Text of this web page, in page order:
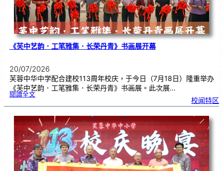
《芙中艺韵．工笔雅集．长荣丹青》书画展开幕
20/07/2026
芙蓉中华中学配合建校113周年校庆，于今日（7月18日）隆重举办
《芙中艺韵．工笔雅集．长荣丹青》书画展。此次展…
閱讀全文:《
中
艺
．
工
笔
雅
集
．
长
荣
丹
青
》
书
画
展
开
幕
校闻特区